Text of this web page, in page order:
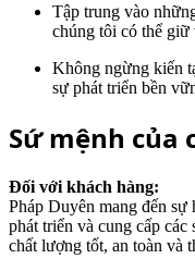
Tập trung vào
chúng tôi có thể giữ
Không ngừng kiến
sự phát triển bền
Sứ mệnh của
Đối với khách hàng:
Pháp Duyên mang đến
phát triển và cung cấp
chất lượng tốt, an toàn và